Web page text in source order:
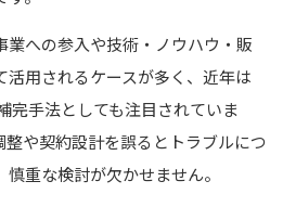
業への参入や技術・ノウハウ・販
活用されるケースが多く、近年は
完手法としても注目されていま
整や契約設計を誤るとトラブルにつ
重な検討が欠かせません。